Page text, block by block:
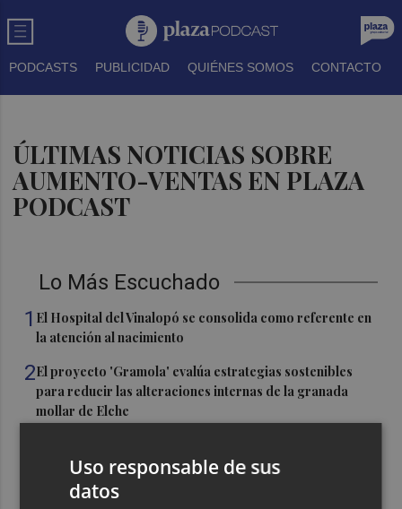
PODCASTS PUBLICIDAD QUIÉNES SOMOS CONTACTO
ÚLTIMAS NOTICIAS SOBRE
AUMENTO-VENTAS EN PLAZA
PODCAST
Lo Más Escuchado
1 El Hospital del Vinalopó se consolida como referente en
la atención al nacimiento
2El proyecto 'Gramola' evalúa estrategias sostenibles
para reducir las alteraciones internas de la granada
mollar de Elche
festival Epicentro de Mula
UPCT Makers culmina con éxito un catamarán para
Uso responsable de sus
datos